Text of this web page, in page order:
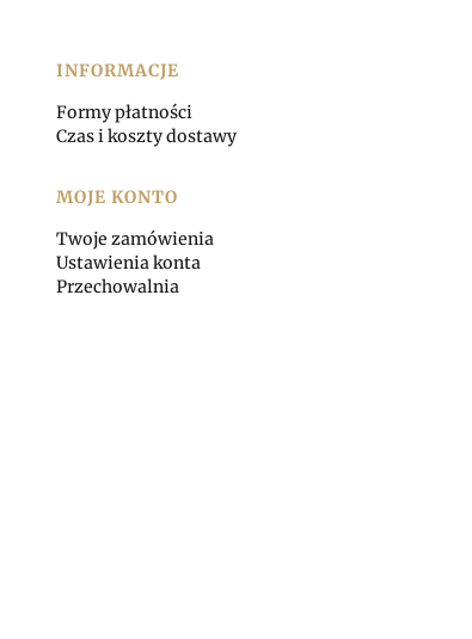
INFORMACJE
Formy płatności
Czas i koszty dostawy
MOJE KONTO
Twoje zamówienia
Ustawienia konta
Przechowalnia